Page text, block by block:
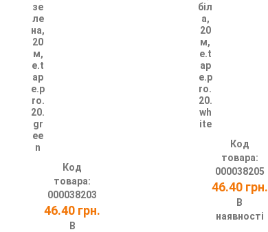
зе
ле
на,
20
м,
e.t
ap
e.p
ro.
20.
gr
ee
n
Код
товара:
000038203
46.40 грн.
В
біл
а,
20
м,
e.t
ap
e.p
ro.
20.
wh
ite
Код
товара:
000038205
46.40 грн.
В
наявності